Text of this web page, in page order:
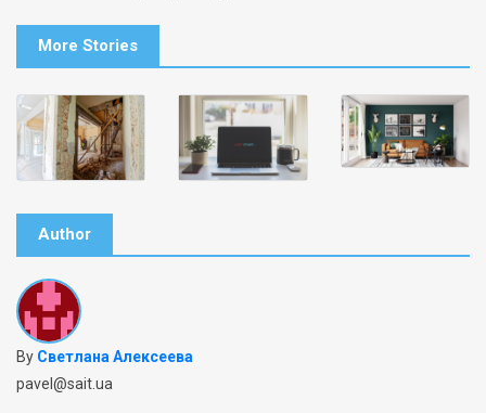
More Stories
Author
By Светлана Алексеева
pavel@sait.ua